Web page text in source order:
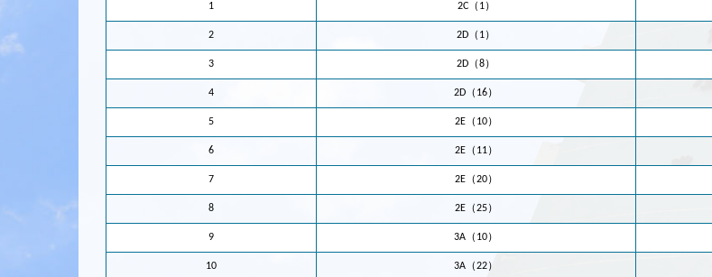
1 2C（1）
2 2D（1）
3 2D（8）
4 2D（16）
5 2E（10）
6 2E（11）
7 2E（20）
8 2E（25）
9 3A（10）
10 3A（22）